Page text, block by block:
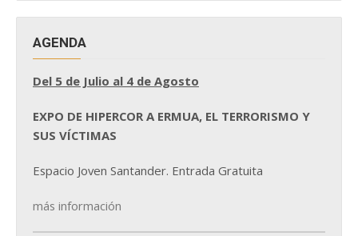
AGENDA
Del 5 de Julio al 4 de Agosto
EXPO DE HIPERCOR A ERMUA, EL TERRORISMO Y
SUS VÍCTIMAS
Espacio Joven Santander. Entrada Gratuita
más información